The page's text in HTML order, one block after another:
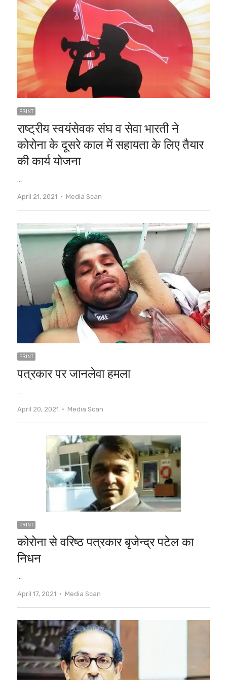
PRINT
राष्ट्रीय स्वयंसेवक संघ व सेवा भारती ने
कोरोना के दूसरे काल में सहायता के लिए तैयार
की कार्य योजना
April 21, 2021 Author
Media Scan
PRINT
पत्रकार पर जानलेवा हमला
April 20, 2021 Author
Media Scan
PRINT
कोरोना से वरिष्ठ पत्रकार बृजेन्द्र पटेल का
निधन
April 17, 2021 Author
Media Scan